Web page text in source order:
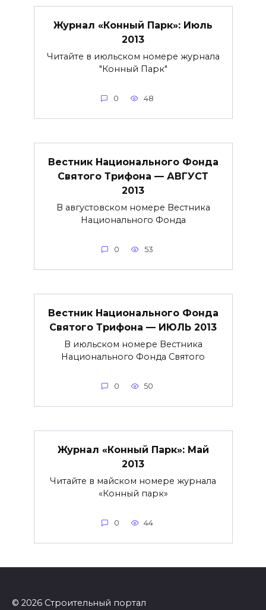
Журнал «Конный Парк»: Июль
2013
Читайте в июльском номере журнала
"Конный Парк"
0 48
Вестник Национального Фонда
Святого Трифона — АВГУСТ
2013
В августовском номере Вестника
Национального Фонда
0 53
Вестник Национального Фонда
Святого Трифона — ИЮЛЬ 2013
В июльском номере Вестника
Национального Фонда Святого
0 50
Журнал «Конный Парк»: Май
2013
Читайте в майском номере журнала
«Конный парк»
0 44
© 2026 Строительный портал